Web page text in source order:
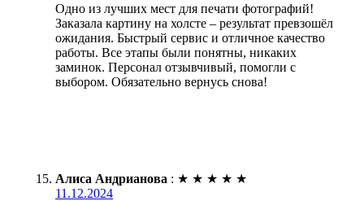
Одно из лучших мест для печати фотографий!
Заказала картину на холсте – результат превзошёл
ожидания. Быстрый сервис и отличное качество
работы. Все этапы были понятны, никаких
заминок. Персонал отзывчивый, помогли с
выбором. Обязательно вернусь снова!
Алиса Андрианова : ★ ★ ★ ★ ★
11.12.2024